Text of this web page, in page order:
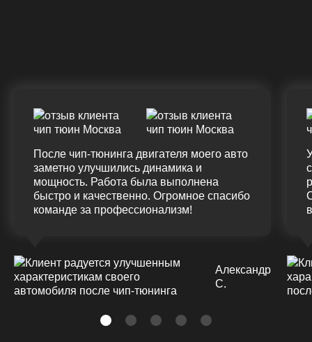
После чип-тюнинга двигателя моего авто
заметно улучшились динамика и
мощность. Работа была выполнена
быстро и качественно. Огромное спасибо
команде за профессионализм!
Александр
С.